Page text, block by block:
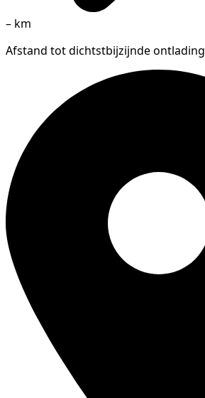
– km
Afstand tot dichtstbijzijnde ontlading